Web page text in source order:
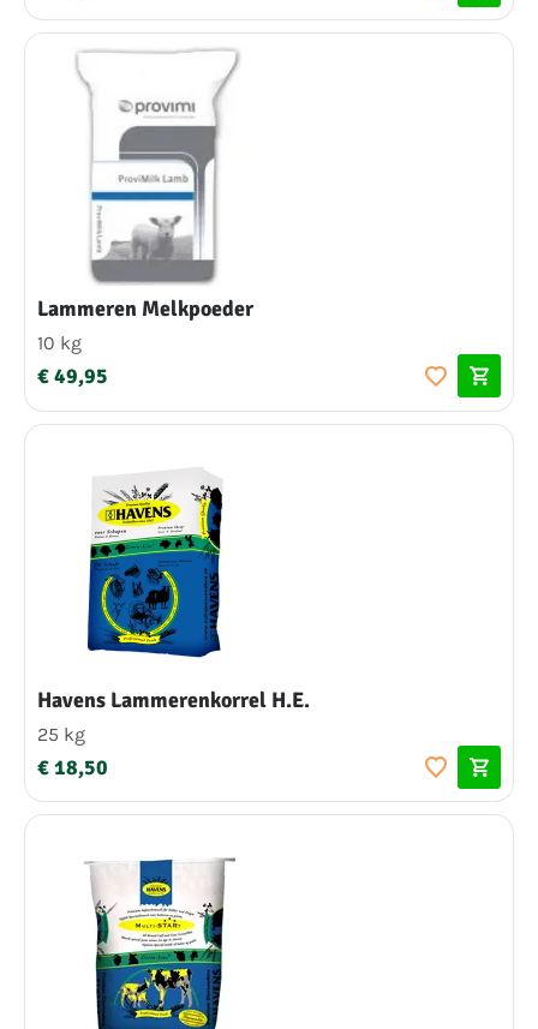
Lammeren Melkpoeder
10 kg
€ 49,95
Havens Lammerenkorrel H.E.
25 kg
€ 18,50